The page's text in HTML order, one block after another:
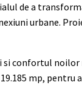
de a
urbane.
confortul
mp,